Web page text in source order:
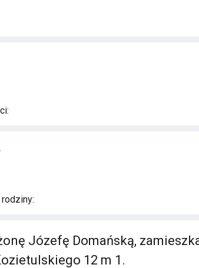
Józefę Domańską,
12 m 1.